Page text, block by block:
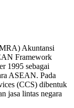
Akuntansi
Framework
1995 sebagai
ASEAN. Pada
(CCS) dibentuk
jasa lintas negara